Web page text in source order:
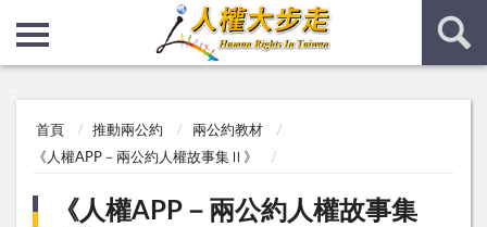
首頁 推動兩公約
兩公約教材
《人權APP－兩公約人權故事集Ⅱ》
《人權APP－兩公約人權故事集